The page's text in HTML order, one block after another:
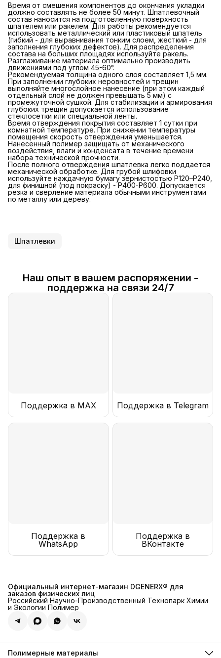
Время от смешения компонентов до окончания укладки
должно составлять не более 50 минут. Шпатлевочный
состав наносится на подготовленную поверхность
шпателем или ракелем. Для работы рекомендуется
использовать металлический или пластиковый шпатель
(гибкий - для выравнивания тонким слоем, жесткий - для
заполнения глубоких дефектов). Для распределения
состава на больших площадях используйте ракель.
Разглаживание материала оптимально производить
движениями под углом 45-60°.
Рекомендуемая толщина одного слоя составляет 1,5 мм.
При заполнении глубоких неровностей и трещин
выполняйте многослойное нанесение (при этом каждый
отдельный слой не должен превышать 5 мм) с
промежуточной сушкой. Для стабилизации и армирования
глубоких трещин допускается использование
стеклосетки или специальной ленты.
Время отверждения покрытия составляет 1 сутки при
комнатной температуре. При снижении температуры
помещения скорость отверждения уменьшается.
Нанесенный полимер защищать от механического
воздействия, влаги и конденсата в течение времени
набора технической прочности.
После полного отверждения шпатлевка легко поддается
механической обработке. Для грубой шлифовки
используйте наждачную бумагу зернистостью P120–P240,
для финишной (под покраску) - P400-P600. Допускается
резка и сверление материала обычными инструментами
по металлу или дереву.
Шпатлевки
Наш опыт в вашем распоряжении -
поддержка на связи 24/7
Поддержка в MAX Поддержка в Telegram
Поддержка в
WhatsApp
Поддержка в
ВКонтакте
Официальный интернет-магазин DGENERX® для
заказов физических лиц
Российский Научно-Производственный Технопарк Химии
и Экологии Полимер
Полимерные материалы